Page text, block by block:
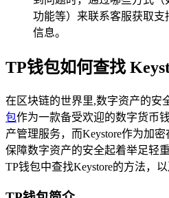
功能等）来联系客服获取支
信息。
TP钱包如何查找
在区块链的世界里,数字资产的安
包作为一款备受欢迎的数字货币
产管理服务，而Keystore作为加
保障数字资产的安全起着举足轻
TP钱包中查找Keystore的方法，